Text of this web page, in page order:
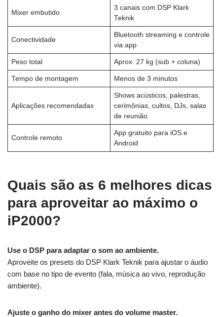
Mixer embutido
3 canais com DSP Klark
Teknik
Conectividade
Bluetooth streaming e controle
via app
Peso total Aprox. 27 kg (sub + coluna)
Tempo de montagem Menos de 3 minutos
Aplicações recomendadas
Shows acústicos, palestras,
cerimônias, cultos, DJs, salas
de reunião
Controle remoto
App gratuito para iOS e
Android
Quais são as 6 melhores dicas
para aproveitar ao máximo o
iP2000?
Use o DSP para adaptar o som ao ambiente.
Aproveite os presets do DSP Klark Teknik para ajustar o áudio
com base no tipo de evento (fala, música ao vivo, reprodução
ambiente).
Ajuste o ganho do mixer antes do volume master.